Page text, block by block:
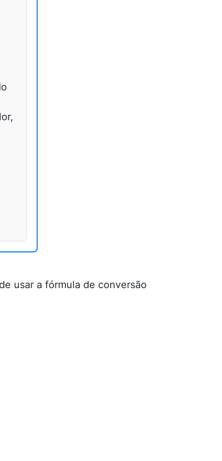
usar a fórmula de conversão